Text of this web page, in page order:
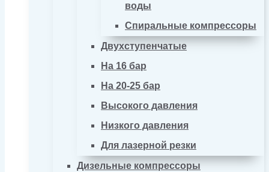
воды
Спиральные компрессоры
Двухступенчатые
На 16 бар
На 20-25 бар
Высокого давления
Низкого давления
Для лазерной резки
Дизельные компрессоры